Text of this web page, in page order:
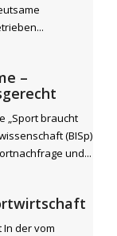
–
„Sport braucht
(BISp)
und...
der vom